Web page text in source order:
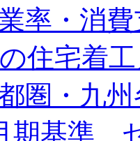
率・消
住宅着
圏・九
期基準